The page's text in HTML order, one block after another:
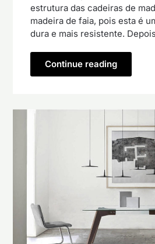
estrutura das cadeiras de
madeira de faia, pois esta é
dura e mais resistente.
Continue reading